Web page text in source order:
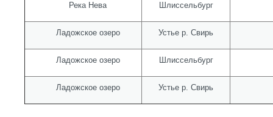
Река Нева Шлиссельбург
Ладожское озеро Устье р. Свирь
Ладожское озеро Шлиссельбург
Ладожское озеро Устье р. Свирь